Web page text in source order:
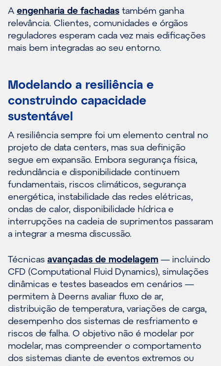
A engenharia de fachadas também ganha
relevância. Clientes, comunidades e órgãos
reguladores esperam cada vez mais edificações
mais bem integradas ao seu entorno.
Modelando a resiliência e
construindo capacidade
sustentável
A resiliência sempre foi um elemento central no
projeto de data centers, mas sua definição
segue em expansão. Embora segurança física,
redundância e disponibilidade continuem
fundamentais, riscos climáticos, segurança
energética, instabilidade das redes elétricas,
ondas de calor, disponibilidade hídrica e
interrupções na cadeia de suprimentos passaram
a integrar a mesma discussão.
Técnicas avançadas de modelagem — incluindo
CFD (Computational Fluid Dynamics), simulações
dinâmicas e testes baseados em cenários —
permitem à Deerns avaliar fluxo de ar,
distribuição de temperatura, variações de carga,
desempenho dos sistemas de resfriamento e
riscos de falha. O objetivo não é modelar por
modelar, mas compreender o comportamento
dos sistemas diante de eventos extremos ou